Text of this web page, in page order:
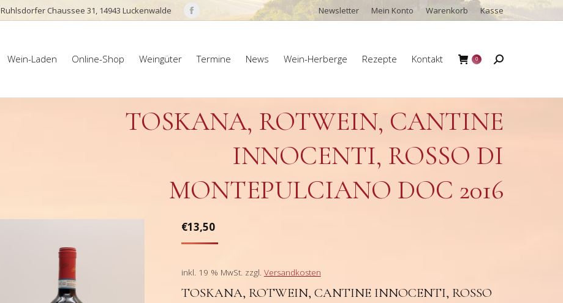
Ruhlsdorfer Chaussee 31, 14943 Luckenwalde
Facebook
window
Newsletter Mein Konto Warenkorb Kasse
Wein-Laden Online-Shop Weingüter Termine News Wein-Herberge Rezepte Kontakt 0 Search:
TOSKANA, ROTWEIN, CANTINE
INNOCENTI, ROSSO DI
MONTEPULCIANO DOC 2016
€13,50
inkl. 19 % MwSt. zzgl. Versandkosten
TOSKANA, ROTWEIN, CANTINE INNOCENTI, ROSSO